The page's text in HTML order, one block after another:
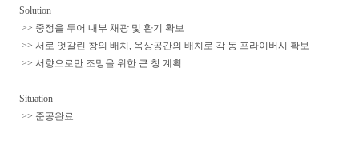
Solution
>> 중정을 두어 내부 채광 및 환기 확보
>> 서로 엇갈린 창의 배치, 옥상공간의 배치로 각 동 프라이버시 확보
>> 서향으로만 조망을 위한 큰 창 계획
Situation
>> 준공완료